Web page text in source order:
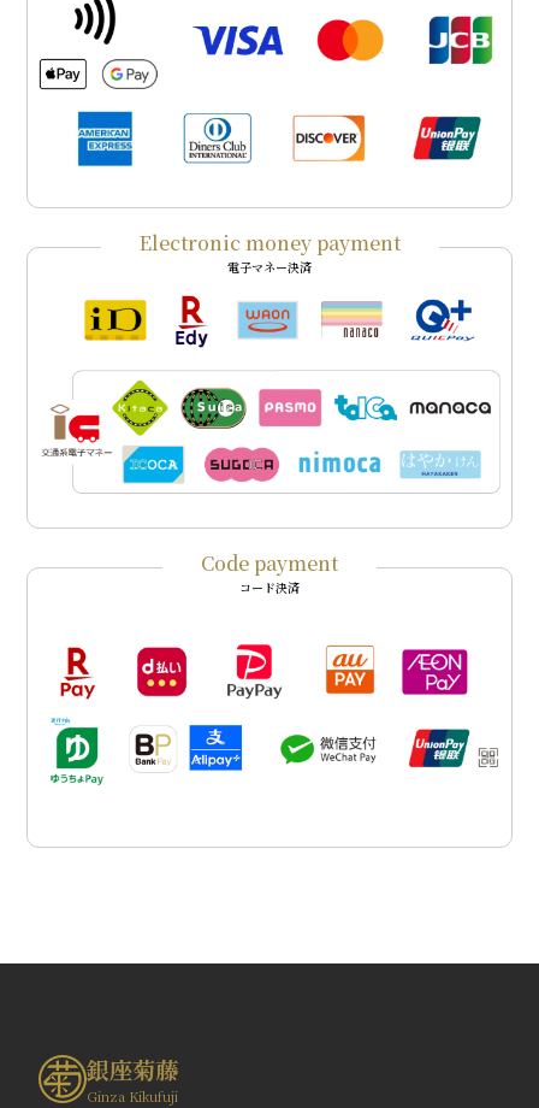
Electronic money payment
電子マネー決済
Code payment
コード決済
銀座菊藤
Ginza Kikufuji